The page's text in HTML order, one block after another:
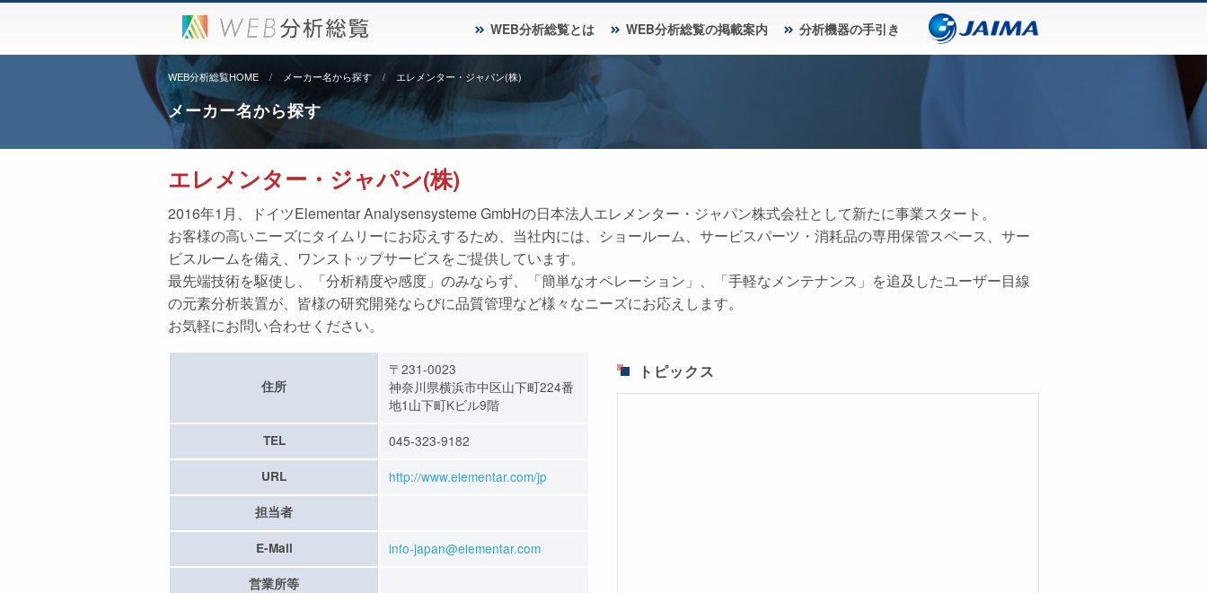
WEB分析総覧とは WEB分析総覧の掲載案内 分析機器の手引き
WEB分析総覧HOME メーカー名から探す エレメンター・ジャパン(株)
メーカー名から探す
エレメンター・ジャパン(株)
2016年1月、ドイツElementar Analysensysteme GmbHの日本法人エレメンター・ジャパン株式会社として新たに事業スタート。
お客様の高いニーズにタイムリーにお応えするため、当社内には、ショールーム、サービスパーツ・消耗品の専用保管スペース、サー
ビスルームを備え、ワンストップサービスをご提供しています。
最先端技術を駆使し、「分析精度や感度」のみならず、「簡単なオペレーション」、「手軽なメンテナンス」を追及したユーザー目線
の元素分析装置が、皆様の研究開発ならびに品質管理など様々なニーズにお応えします。
お気軽にお問い合わせください。
住所
〒231-0023
神奈川県横浜市中区山下町224番
地1山下町Kビル9階
TEL 045-323-9182
URL http://www.elementar.com/jp
担当者
E-Mail info-japan@elementar.com
営業所等
トピックス